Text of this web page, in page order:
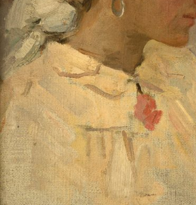
Publicații
info@valentinarusuciobanu.com